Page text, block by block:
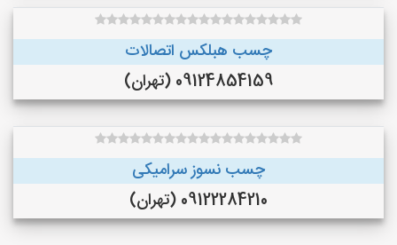
چسب هبلکس اتصالات
09124854159 (تهران)
چسب نسوز سرامیکی
09122284210 (تهران)